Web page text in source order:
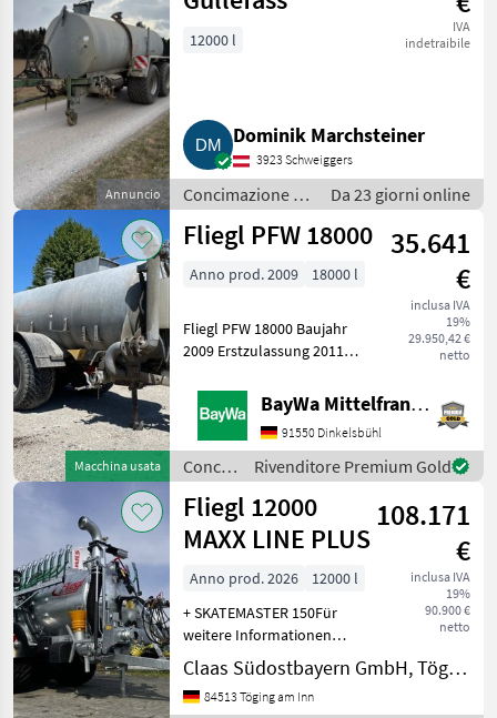
Annuncio
IVA
indetraibile
12000 l
Dominik Marchsteiner
3923 Schweiggers
Concimazione e
irrigazione /
Botti per
Da 23 giorni online
Macchina usata
Fliegl PFW 18000 35.641
€
inclusa IVA
19%
29.950,42 €
netto
Anno prod. 2009 18000 l
Fliegl PFW 18000 Baujahr
2009 Erstzulassung 2011
Exenterschneckenpumpe
6000 Liter Stator neuwertig
Ansaugarm Ansaugleitung
links und rechts
BayWa Mittelfranken
91550 Dinkelsbühl
Concimazione
e
irrigazione
/ Fliegl
Rivenditore Premium Gold
Fliegl 12000
MAXX LINE PLUS
108.171
€
inclusa IVA
19%
90.900 €
netto
Anno prod. 2026
12000 l
+ SKATEMASTER 150Für
weitere Informationen
sprechen Sie uns gerne
an.Wir sprechen DeutschWe
speak EnglishDer Preis ist
Claas Südostbayern GmbH, Töging
84513 Töging am Inn